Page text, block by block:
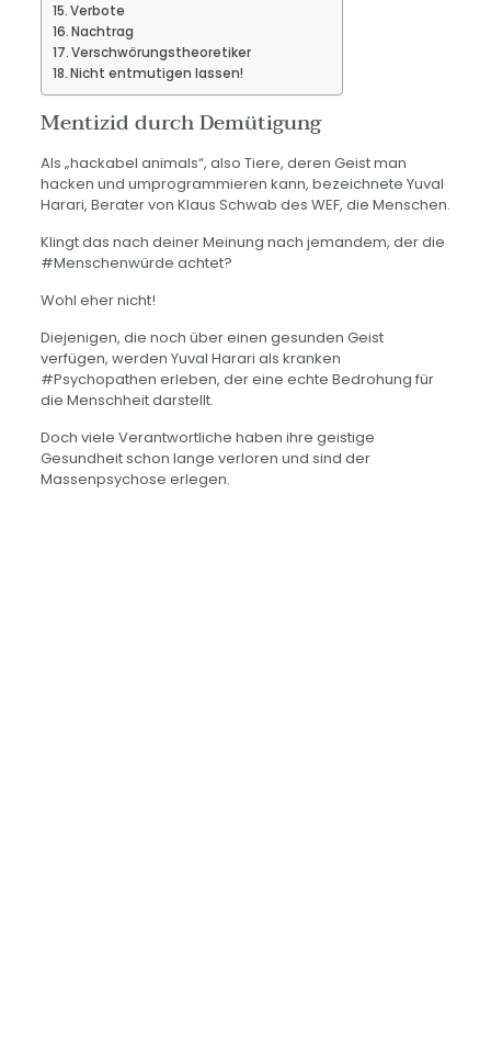
Verbote
Nachtrag
Verschwörungstheoretiker
Nicht entmutigen lassen!
Mentizid durch Demütigung
Als „hackabel animals“, also Tiere, deren Geist man
hacken und umprogrammieren kann, bezeichnete Yuval
Harari, Berater von Klaus Schwab des WEF, die Menschen.
Klingt das nach deiner Meinung nach jemandem, der die
#Menschenwürde achtet?
Wohl eher nicht!
Diejenigen, die noch über einen gesunden Geist
verfügen, werden Yuval Harari als kranken
#Psychopathen erleben, der eine echte Bedrohung für
die Menschheit darstellt.
Doch viele Verantwortliche haben ihre geistige
Gesundheit schon lange verloren und sind der
Massenpsychose erlegen.